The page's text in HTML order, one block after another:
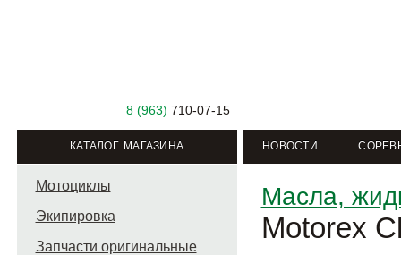
8 (963) 710-07-15
КАТАЛОГ МАГАЗИНА НОВОСТИ
Мотоциклы
Экипировка
Запчасти оригинальные
Масла,
Motorex